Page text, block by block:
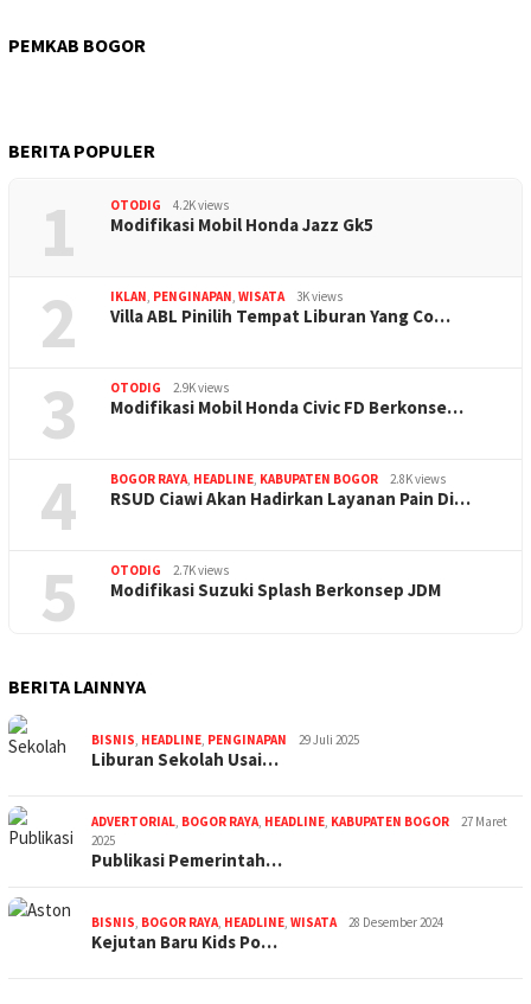
PEMKAB BOGOR
BERITA POPULER
1 OTODIG 4.2K views
Modifikasi Mobil Honda Jazz Gk5
2 IKLAN, PENGINAPAN, WISATA 3K views
Villa ABL Pinilih Tempat Liburan Yang Co…
3 OTODIG 2.9K views
Modifikasi Mobil Honda Civic FD Berkonse…
4 BOGOR RAYA, HEADLINE, KABUPATEN BOGOR 2.8K views
RSUD Ciawi Akan Hadirkan Layanan Pain Di…
5 OTODIG 2.7K views
Modifikasi Suzuki Splash Berkonsep JDM
BERITA LAINNYA
BISNIS, HEADLINE, PENGINAPAN 29 Juli 2025
Liburan Sekolah Usai…
ADVERTORIAL, BOGOR RAYA, HEADLINE, KABUPATEN BOGOR
27 Maret
2025
Publikasi Pemerintah…
BISNIS, BOGOR RAYA, HEADLINE, WISATA 28 Desember 2024
Kejutan Baru Kids Po…